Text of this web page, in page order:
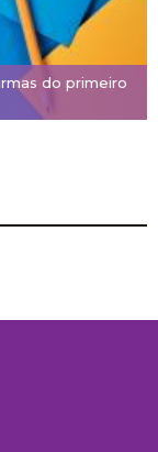
do primeiro